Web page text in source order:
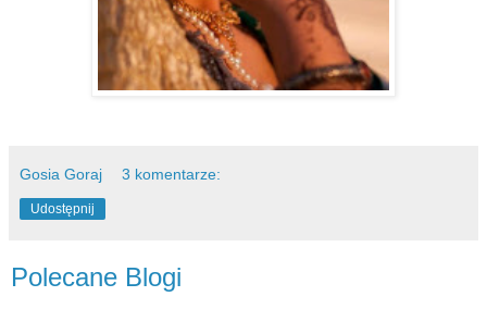
Gosia Goraj 3 komentarze:
Udostępnij
Polecane Blogi